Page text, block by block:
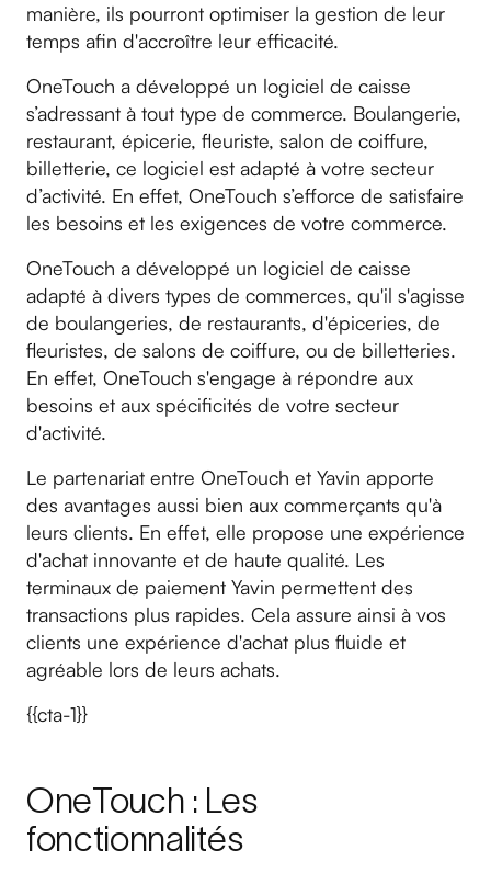
manière, ils pourront optimiser la gestion de leur
temps afin d'accroître leur efficacité.
OneTouch a développé un logiciel de caisse
s’adressant à tout type de commerce. Boulangerie,
restaurant, épicerie, fleuriste, salon de coiffure,
billetterie, ce logiciel est adapté à votre secteur
d’activité. En effet, OneTouch s’efforce de satisfaire
les besoins et les exigences de votre commerce.
OneTouch a développé un logiciel de caisse
adapté à divers types de commerces, qu'il s'agisse
de boulangeries, de restaurants, d'épiceries, de
fleuristes, de salons de coiffure, ou de billetteries.
En effet, OneTouch s'engage à répondre aux
besoins et aux spécificités de votre secteur
d'activité.
Le partenariat entre OneTouch et Yavin apporte
des avantages aussi bien aux commerçants qu'à
leurs clients. En effet, elle propose une expérience
d'achat innovante et de haute qualité. Les
terminaux de paiement Yavin permettent des
transactions plus rapides. Cela assure ainsi à vos
clients une expérience d'achat plus fluide et
agréable lors de leurs achats.
{{cta-1}}
OneTouch : Les
fonctionnalités